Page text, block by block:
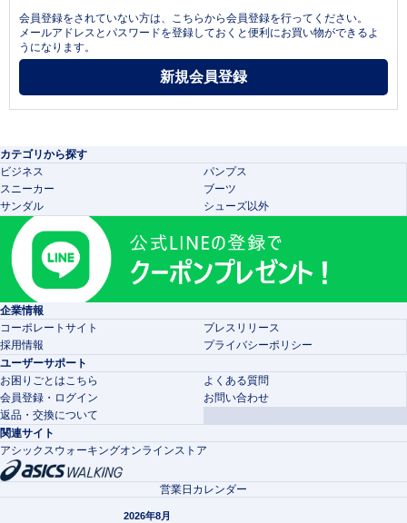
会員登録をされていない方は、こちらから会員登録を行ってください。
メールアドレスとパスワードを登録しておくと便利にお買い物ができるよ
うになります。
カテゴリから探す
ビジネス
パンプス
スニーカー
ブーツ
サンダル
シューズ以外
企業情報
コーポレートサイト
プレスリリース
採用情報
プライバシーポリシー
ユーザーサポート
お困りごとはこちら
よくある質問
会員登録・ログイン
お問い合わせ
返品・交換について
関連サイト
アシックスウォーキングオンラインストア
営業日カレンダー
2026年8月